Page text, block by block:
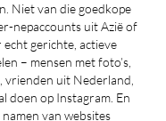
Niet van die goedkope
nepaccounts uit Azië of
gerichte, actieve
– mensen met foto’s,
vrienden uit Nederland,
doen op Instagram. En
van websites